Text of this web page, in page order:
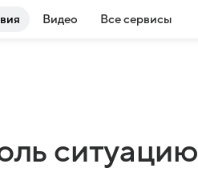
Видео Все сервисы
ситуацию